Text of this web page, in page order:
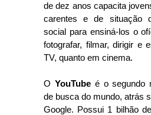
de dez anos capacita
carentes e de situação
social para ensiná-los o
fotografar, filmar, dirigir e
TV, quanto em cinema.
O YouTubeé o segundo
de busca do mundo, atrás
Google. Possui 1 bilhão